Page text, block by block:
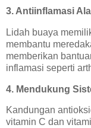
3. Antiinflamasi
Lidah buaya
membantu
memberikan
inflamasi seperti
4. Mendukung
Kandungan
vitamin C dan